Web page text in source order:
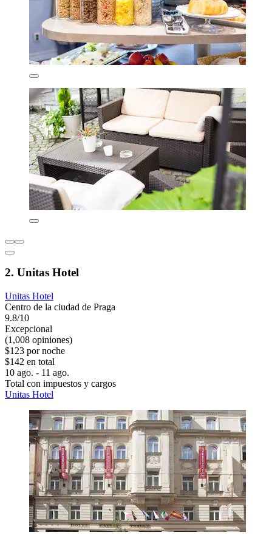
2. Unitas Hotel
Unitas Hotel
Centro de la ciudad de Praga
9.8/10
Excepcional
(1,008 opiniones)
$123 por noche
$142 en total
10 ago. - 11 ago.
Total con impuestos y cargos
Unitas Hotel